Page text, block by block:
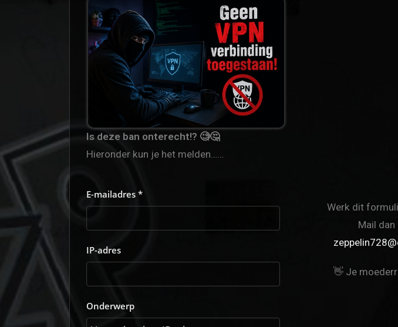
Is deze ban onterecht!? 🧐🤔
Hieronder kun je het melden……
E-mailadres *
IP-adres
Onderwerp
Werk dit
Mail dan
👋 Je